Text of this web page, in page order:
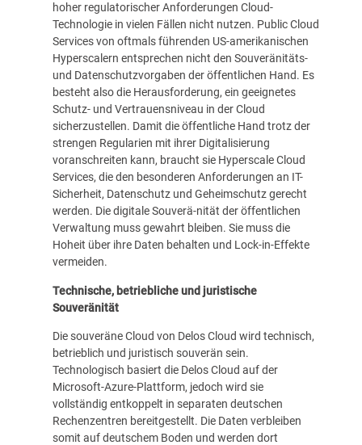
hoher regulatorischer Anforderungen Cloud-
Technologie in vielen Fällen nicht nutzen. Public Cloud
Services von oftmals führenden US-amerikanischen
Hyperscalern entsprechen nicht den Souveränitäts-
und Datenschutzvorgaben der öffentlichen Hand. Es
besteht also die Herausforderung, ein geeignetes
Schutz- und Vertrauensniveau in der Cloud
sicherzustellen. Damit die öffentliche Hand trotz der
strengen Regularien mit ihrer Digitalisierung
voranschreiten kann, braucht sie Hyperscale Cloud
Services, die den besonderen Anforderungen an IT-
Sicherheit, Datenschutz und Geheimschutz gerecht
werden. Die digitale Souverä-nität der öffentlichen
Verwaltung muss gewahrt bleiben. Sie muss die
Hoheit über ihre Daten behalten und Lock-in-Effekte
vermeiden.
Technische, betriebliche und juristische
Souveränität
Die souveräne Cloud von Delos Cloud wird technisch,
betrieblich und juristisch souverän sein.
Technologisch basiert die Delos Cloud auf der
Microsoft-Azure-Plattform, jedoch wird sie
vollständig entkoppelt in separaten deutschen
Rechenzentren bereitgestellt. Die Daten verbleiben
somit auf deutschem Boden und werden dort